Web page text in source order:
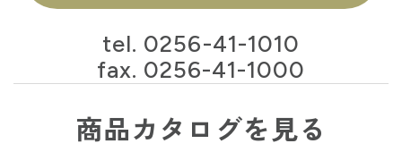
tel. 0256-41-1010
fax. 0256-41-1000
商品カタログを見る